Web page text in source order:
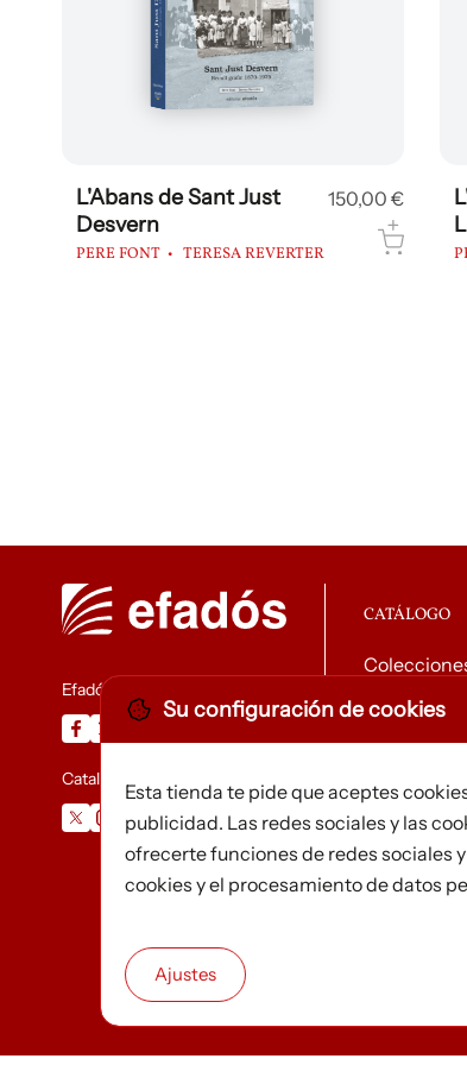
L'Abans d'Olesa de
Montserrat
ELISABET M. NOGAREDA
96,16 €
Efadós
Catalunya Desapareguda
CATÁLOGO
Descargar
Su configuración de cookies
Esta tienda te pide que aceptes
publicidad. Las redes sociales y las
ofrecerte funciones de redes sociales
cookies y el procesamiento de datos